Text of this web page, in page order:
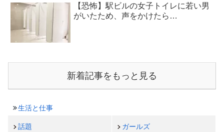
【恐怖】駅ビルの女子トイレに若い男
がいたため、声をかけたら…
新着記事をもっと見る
生活と仕事
話題 ガールズ